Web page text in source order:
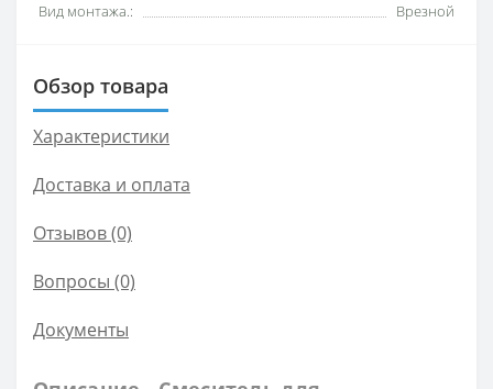
Вид монтажа.:
Врезной
Обзор товара
Характеристики
Доставка и оплата
Отзывов (0)
Вопросы (0)
Документы